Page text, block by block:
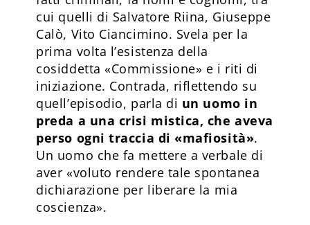
cui quelli di Salvatore Riina, Giuseppe
Calò, Vito Ciancimino. Svela per la
prima volta l’esistenza della
cosiddetta «Commissione» e i riti di
iniziazione. Contrada, riflettendo su
quell’episodio, parla di un uomo in
preda a una crisi mistica, che aveva
perso ogni traccia di «mafiosità».
Un uomo che fa mettere a verbale di
aver «voluto rendere tale spontanea
dichiarazione per liberare la mia
coscienza».